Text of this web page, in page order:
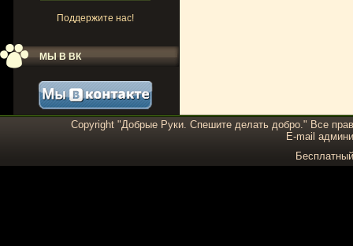
Поддержите нас!
МЫ В ВК
Copyright "Добрые Руки. Спешите делать добро." Все
E-mail